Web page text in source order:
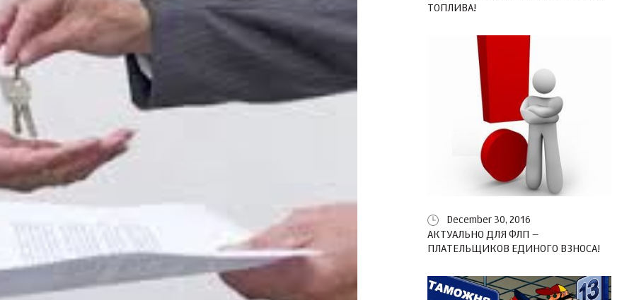
ТОПЛИВА!
December 30, 2016
АКТУАЛЬНО ДЛЯ ФЛП –
ПЛАТЕЛЬЩИКОВ ЕДИНОГО ВЗНОСА!